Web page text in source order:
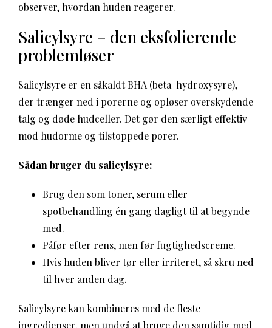
observer, hvordan huden reagerer.
Salicylsyre – den eksfolierende
problemløser
Salicylsyre er en såkaldt BHA (beta-hydroxysyre),
der trænger ned i porerne og opløser overskydende
talg og døde hudceller. Det gør den særligt effektiv
mod hudorme og tilstoppede porer.
Sådan bruger du salicylsyre:
Brug den som toner, serum eller
spotbehandling én gang dagligt til at begynde
med.
Påfør efter rens, men før fugtighedscreme.
Hvis huden bliver tør eller irriteret, så skru ned
til hver anden dag.
Salicylsyre kan kombineres med de fleste
ingredienser, men undgå at bruge den samtidig med